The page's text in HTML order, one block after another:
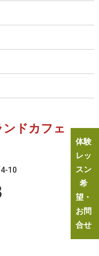
ドカフェ
10
体験
レッ
スン
希
望・
お問
合せ